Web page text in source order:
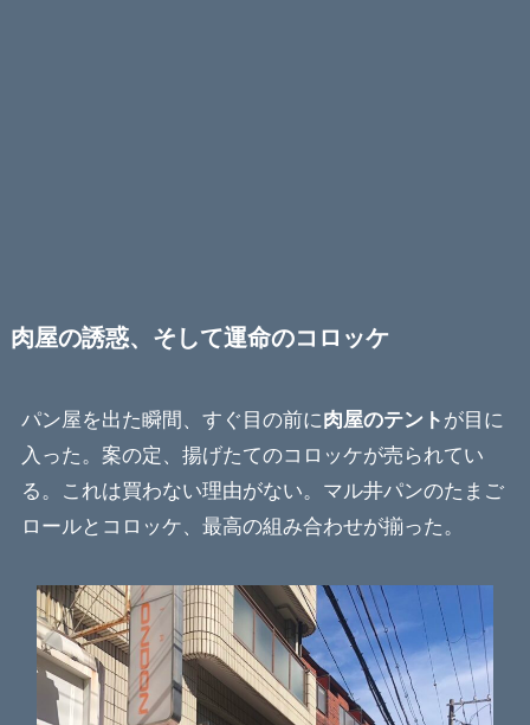
肉屋の誘惑、そして運命のコロッケ
パン屋を出た瞬間、すぐ目の前に肉屋のテント が目に
入った。案の定、揚げたてのコロッケが売られてい
る。これは買わない理由がない。マル井パンのたまご
ロールとコロッケ、最高の組み合わせが揃った。